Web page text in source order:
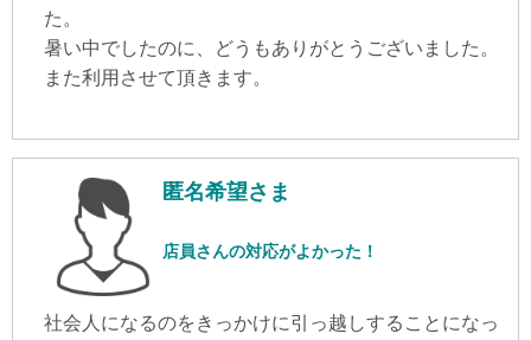
た。
暑い中でしたのに、どうもありがとうございました。
また利用させて頂きます。
匿名希望さま
店員さんの対応がよかった！
社会人になるのをきっかけに引っ越しすることになっ